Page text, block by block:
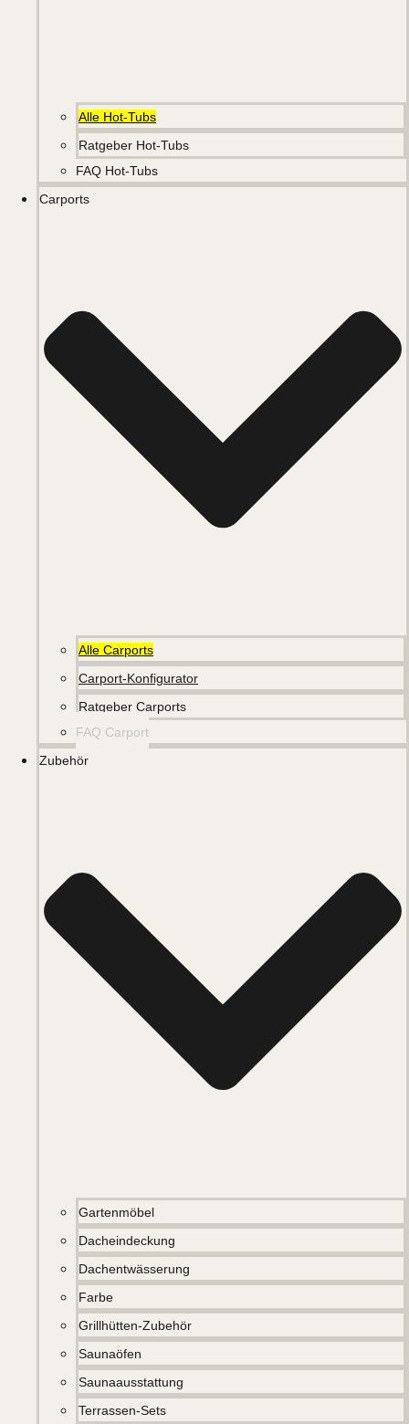
Alle Hot-Tubs
Ratgeber Hot-Tubs
FAQ Hot-Tubs
Carports
Alle Carports
Carport-Konfigurator
Ratgeber Carports
FAQ Carport
Zubehör
Gartenmöbel
Dacheindeckung
Dachentwässerung
Farbe
Grillhütten-Zubehör
Saunaöfen
Saunaausstattung
Terrassen-Sets